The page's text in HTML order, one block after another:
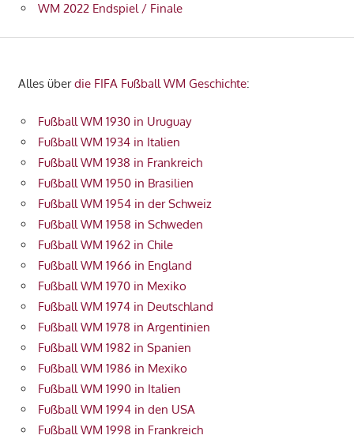
WM 2022 Endspiel / Finale
Alles überdie FIFA Fußball WM Geschichte:
Fußball WM 1930 in Uruguay
Fußball WM 1934 in Italien
Fußball WM 1938 in Frankreich
Fußball WM 1950 in Brasilien
Fußball WM 1954 in der Schweiz
Fußball WM 1958 in Schweden
Fußball WM 1962 in Chile
Fußball WM 1966 in England
Fußball WM 1970 in Mexiko
Fußball WM 1974 in Deutschland
Fußball WM 1978 in Argentinien
Fußball WM 1982 in Spanien
Fußball WM 1986 in Mexiko
Fußball WM 1990 in Italien
Fußball WM 1994 in den USA
Fußball WM 1998 in Frankreich